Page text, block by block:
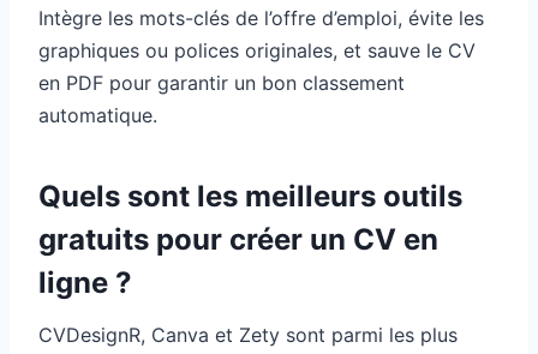
Intègre les mots-clés de l’offre d’emploi, évite les
graphiques ou polices originales, et sauve le CV
en PDF pour garantir un bon classement
automatique.
Quels sont les meilleurs outils
gratuits pour créer un CV en
ligne ?
CVDesignR, Canva et Zety sont parmi les plus